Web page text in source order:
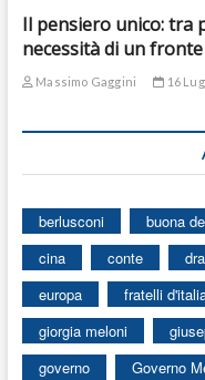
Il pensiero unico: tra
necessità di un
Massimo Gaggini 16
berlusconi buona
cina
conte
europa
fratelli
giorgia meloni
governo
Governo